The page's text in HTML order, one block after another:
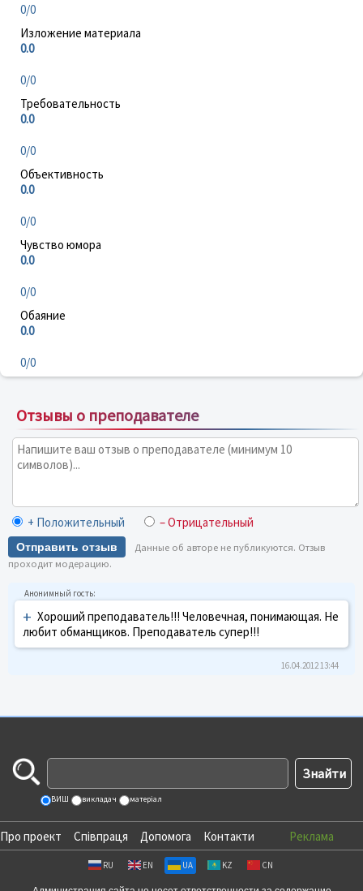
0/0
Изложение материала
0.0
0/0
Требовательность
0.0
0/0
Объективность
0.0
0/0
Чувство юмора
0.0
0/0
Обаяние
0.0
0/0
Отзывы о преподавателе
+ Положительный – Отрицательный
Отправить отзыв
Данные об авторе не публикуются. Отзыв
проходит модерацию.
+ Хороший преподаватель!!! Человечная, понимающая. Не
любит обманщиков. Преподаватель супер!!!
16.04.2012 13:44
ВИШ викладач матеріал
Про проект Співпраця Допомога Контакти Реклама
RU EN UA KZ CN